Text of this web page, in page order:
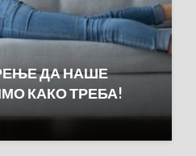
ДА НАШЕ
КАКО ТРЕБА!